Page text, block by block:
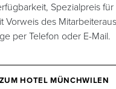
Spezialpreis für
Vorweis des
per Telefon oder E-Mail.
HOTEL MÜNCHWILEN